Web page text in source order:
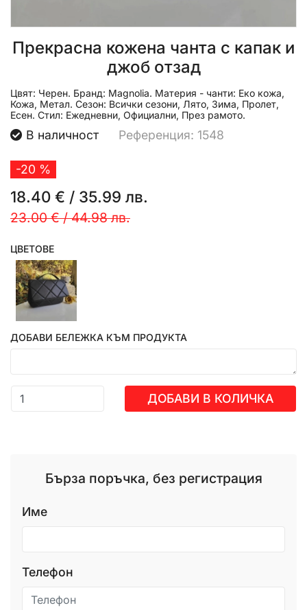
Прекрасна кожена чанта с капак и
джоб отзад
Цвят: Черен. Бранд: Magnolia. Материя - чанти: Еко кожа,
Кожа, Метал. Сезон: Всички сезони, Лято, Зима, Пролет,
Есен. Стил: Ежедневни, Официални, През рамото.
В наличност Референция: 1548
-20 %
18.40 € / 35.99 лв.
23.00 €/44.98 лв.
ЦВЕТОВЕ
ДОБАВИ БЕЛЕЖКА КЪМ ПРОДУКТА
ДОБАВИ В КОЛИЧКА
Бърза поръчка, без регистрация
Име
Телефон